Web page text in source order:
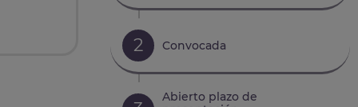
2 Convocada
Abierto plazo de